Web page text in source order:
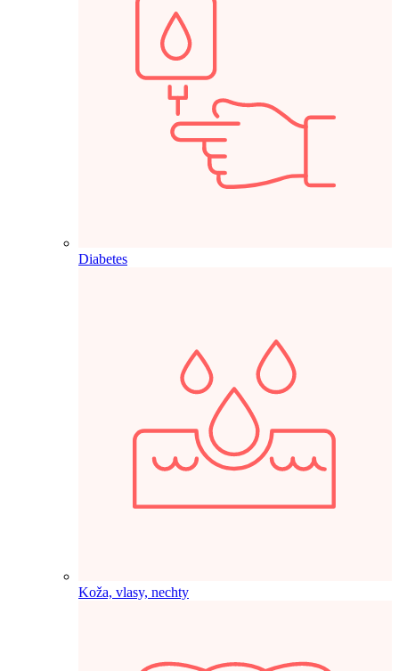
Diabetes
Koža, vlasy, nechty